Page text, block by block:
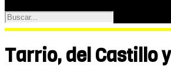
Tarrio, del Castillo